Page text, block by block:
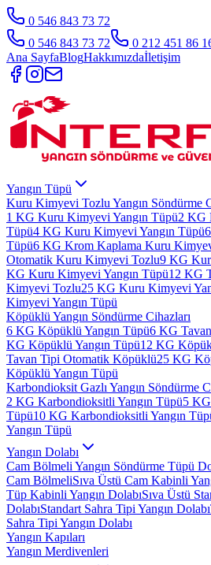
0 546 843 73 72
0 546 843 73 72
0 212 451 86
Ana SayfaBlogHakkımızdaİletişim
Yangın Tüpü
Kuru Kimyevi Tozlu Yangın Söndürme
1 KG Kuru Kimyevi Yangın Tüpü2 KG
Tüpü4 KG Kuru Kimyevi Yangın Tüpü
Tüpü6 KG Krom Kaplama Kuru
Otomatik Kuru Kimyevi Tozlu9 KG
KG Kuru Kimyevi Yangın Tüpü12 KG
Kimyevi Tozlu25 KG Kuru Kimyevi
Kimyevi Yangın Tüpü
Köpüklü Yangın Söndürme Cihazları
6 KG Köpüklü Yangın Tüpü6 KG
KG Köpüklü Yangın Tüpü12 KG
Tavan Tipi Otomatik Köpüklü25 KG
Köpüklü Yangın Tüpü
Karbondioksit Gazlı Yangın Söndürme
2 KG Karbondioksitli Yangın Tüpü5
Tüpü10 KG Karbondioksitli Yangın
Yangın Tüpü
Yangın Dolabı
Cam Bölmeli Yangın Söndürme Tüpü
Cam BölmeliSıva Üstü Cam Kabinli
Tüp Kabinli Yangın DolabıSıva Üstü
DolabıStandart Sahra Tipi Yangın Dolabı
Sahra Tipi Yangın Dolabı
Yangın Kapıları
Yangın Merdivenleri